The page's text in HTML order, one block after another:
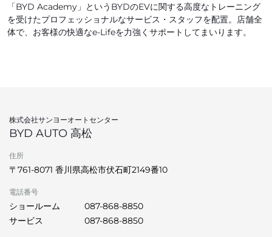
「BYD Academy」というBYDのEVに関する高度なトレーニング
を受けたプロフェッショナルなサービス・スタッフを配置。店舗全
体で、お客様の快適なe-Lifeを力強くサポートしてまいります。
株式会社サンヨーオートセンター
BYD AUTO 高松
住所
〒761-8071 香川県高松市伏石町2149番10
電話番号
ショールーム
087-868-8850
サービス
087-868-8850